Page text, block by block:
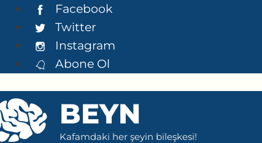
Facebook
Twitter
Instagram
Abone Ol
BEYN
Kafamdaki her şeyin bileşkesi!